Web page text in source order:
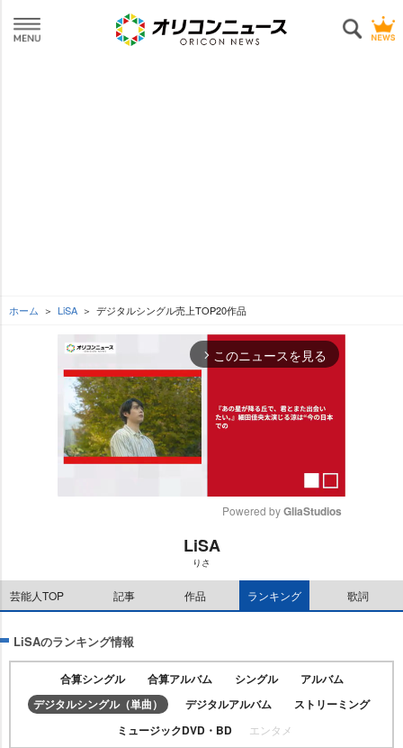
ホーム LiSA デジタルシングル売上TOP20作品
arrow_forward_ios このニュースを見る
t
e
Powered by GliaStudios
LiSA
りさ
芸能人TOP 記事 作品 ランキング 歌詞
LiSAのランキング情報
合算シングル 合算アルバム シングル
アルバム
デジタルシングル（単曲）
デジタルアルバム
ストリーミング
ミュージックDVD・BD
エンタメ